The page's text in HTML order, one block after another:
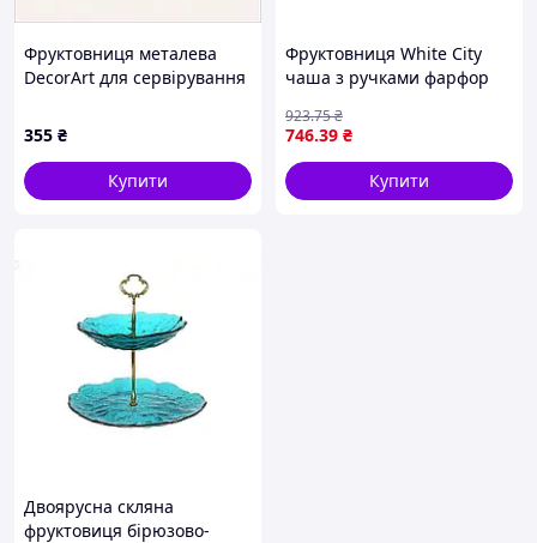
Фруктовниця металева
DecorArt для сервірування
355 ₴
Купити
Фруктовниця White City
чаша з ручками фарфор
746.39 ₴
923.75₴
Купити
Двоярусна скляна
фруктовиця бірюзово-